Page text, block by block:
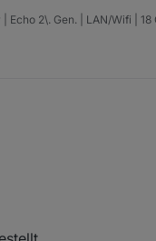
2\. Gen. | LAN/Wifi |